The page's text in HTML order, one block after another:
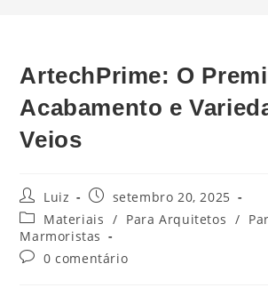
ArtechPrime: O
Acabamento e
Veios
Luiz
setembro 20, 2025
Materiais / Para Arquitetos /
Marmoristas
0 comentário